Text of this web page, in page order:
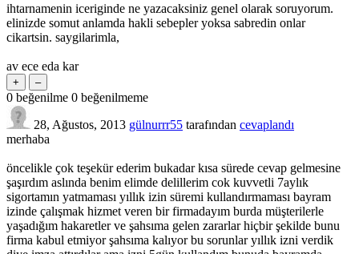
ihtarnamenin iceriginde ne yazacaksiniz genel olarak soruyorum.
elinizde somut anlamda hakli sebepler yoksa sabredin onlar
cikartsin. saygilarimla,
av ece eda kar
0 beğenilme 0 beğenilmeme
28, Ağustos, 2013 gülnurrr55 tarafından cevaplandı
merhaba
öncelikle çok teşekür ederim bukadar kısa sürede cevap gelmesine
şaşırdım aslında benim elimde delillerim cok kuvvetli 7aylık
sigortamın yatmaması yıllık izin süremi kullandırmaması bayram
izinde çalışmak hizmet veren bir firmadayım burda müşterilerle
yaşadığım hakaretler ve şahsıma gelen zararlar hiçbir şekilde bunu
firma kabul etmiyor şahsıma kalıyor bu sorunlar yıllık izni verdik